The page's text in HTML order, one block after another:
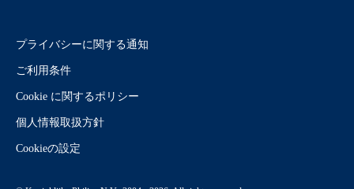
プライバシーに関する通知
ご利用条件
Cookie に関するポリシー
個人情報取扱方針
Cookieの設定